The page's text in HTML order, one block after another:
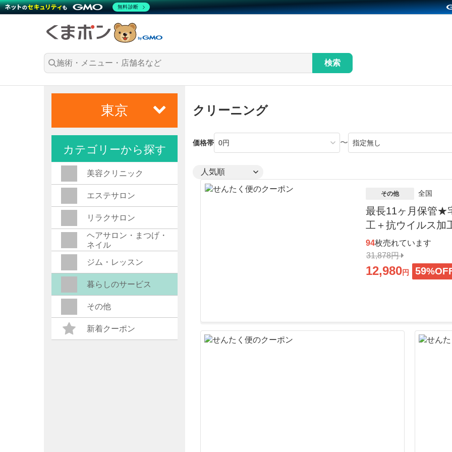
検索
クリーニング
価格帯 〜
その他 全国
最長11ヶ月保管★
工＋抗ウイルス加
94枚売れています
31,878円
12,980円 59
東京
カテゴリーから探す
美容クリニック
エステサロン
リラクサロン
ヘアサロン・まつげ・
ネイル
ジム・レッスン
暮らしのサービス
その他
新着クーポン
無料診断